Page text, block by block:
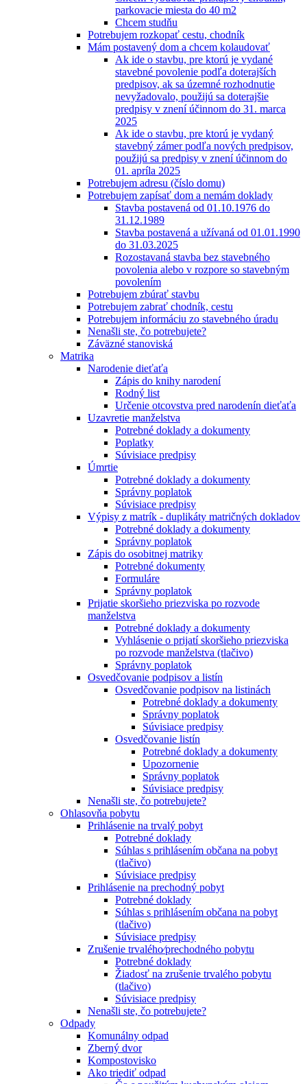
parkovacie miesta do 40 m2
Chcem studňu
Potrebujem rozkopať cestu, chodník
Mám postavený dom a chcem kolaudovať
Ak ide o stavbu, pre ktorú je vydané
stavebné povolenie podľa doterajších
predpisov, ak sa územné rozhodnutie
nevyžadovalo, použijú sa doterajšie
predpisy v znení účinnom do 31. marca
2025
Ak ide o stavbu, pre ktorú je vydaný
stavebný zámer podľa nových predpisov,
použijú sa predpisy v znení účinnom do
01. apríla 2025
Potrebujem adresu (číslo domu)
Potrebujem zapísať dom a nemám doklady
Stavba postavená od 01.10.1976 do
31.12.1989
Stavba postavená a užívaná od 01.01.1990
do 31.03.2025
Rozostavaná stavba bez stavebného
povolenia alebo v rozpore so stavebným
povolením
Potrebujem zbúrať stavbu
Potrebujem zabrať chodník, cestu
Potrebujem informáciu zo stavebného úradu
Nenašli ste, čo potrebujete?
Záväzné stanoviská
Matrika
Narodenie dieťaťa
Zápis do knihy narodení
Rodný list
Určenie otcovstva pred narodenín dieťaťa
Uzavretie manželstva
Potrebné doklady a dokumenty
Poplatky
Súvisiace predpisy
Úmrtie
Potrebné doklady a dokumenty
Správny poplatok
Súvisiace predpisy
Výpisy z matrík - duplikáty matričných dokladov
Potrebné doklady a dokumenty
Správny poplatok
Zápis do osobitnej matriky
Potrebné dokumenty
Formuláre
Správny poplatok
Prijatie skoršieho priezviska po rozvode
manželstva
Potrebné doklady a dokumenty
Vyhlásenie o prijatí skoršieho priezviska
po rozvode manželstva (tlačivo)
Správny poplatok
Osvedčovanie podpisov a listín
Osvedčovanie podpisov na listinách
Potrebné doklady a dokumenty
Správny poplatok
Súvisiace predpisy
Osvedčovanie listín
Potrebné doklady a dokumenty
Upozornenie
Správny poplatok
Súvisiace predpisy
Nenašli ste, čo potrebujete?
Ohlasovňa pobytu
Prihlásenie na trvalý pobyt
Potrebné doklady
Súhlas s prihlásením občana na pobyt
(tlačivo)
Súvisiace predpisy
Prihlásenie na prechodný pobyt
Potrebné doklady
Súhlas s prihlásením občana na pobyt
(tlačivo)
Súvisiace predpisy
Zrušenie trvalého⁄prechodného pobytu
Potrebné doklady
Žiadosť na zrušenie trvalého pobytu
(tlačivo)
Súvisiace predpisy
Nenašli ste, čo potrebujete?
Odpady
Komunálny odpad
Zberný dvor
Kompostovisko
Ako triediť odpad